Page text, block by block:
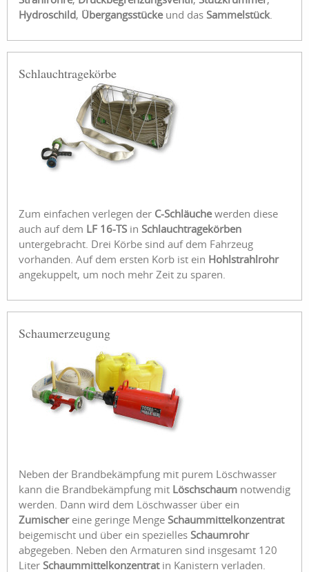
Hydroschild, Übergangsstückeund das Sammelstück
Schlauchtragekörbe
Zum einfachen verlegen der C-Schläuchewerden diese
auch auf dem LF 16-TS in Schlauchtragekörben
untergebracht. Drei Körbe sind auf dem Fahrzeug
vorhanden. Auf dem ersten Korb ist ein Hohlstrahlrohr
angekuppelt, um noch mehr Zeit zu sparen.
Schaumerzeugung
Neben der Brandbekämpfung mit purem Löschwasser
kann die Brandbekämpfung mit Löschschaum notwendig
werden. Dann wird dem Löschwasser über ein
Zumischereine geringe Menge Schaummittelkonzentrat
beigemischt und über ein spezielles Schaumrohr
abgegeben. Neben den Armaturen sind insgesamt 120
Liter Schaummittelkonzentratin Kanistern verladen.